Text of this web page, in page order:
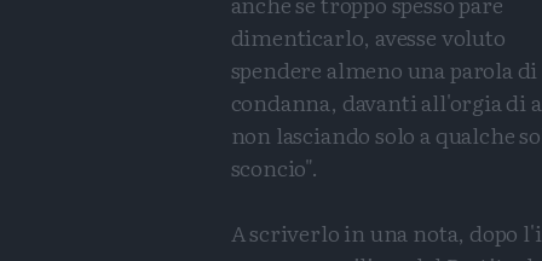
dimenticarlo, avesse voluto
spendere almeno una parola di
condanna, davanti all'orgia di
non lasciando solo a qualche
sconcio".
A scriverlo in una nota, dopo